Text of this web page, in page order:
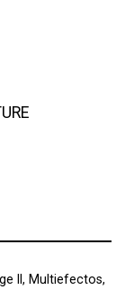
II , Multiefectos,